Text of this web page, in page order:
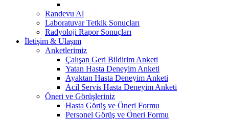
Randevu Al
Laboratuvar Tetkik Sonuçları
Radyoloji Rapor Sonuçları
İletişim & Ulaşım
Anketlerimiz
Çalışan Geri Bildirim Anketi
Yatan Hasta Deneyim Anketi
Ayaktan Hasta Deneyim Anketi
Acil Servis Hasta Deneyim Anketi
Öneri ve Görüşleriniz
Hasta Görüş ve Öneri Formu
Personel Görüş ve Öneri Formu